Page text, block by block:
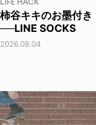
LIFE HACK
柿谷キキのお墨付き
──LINE SOCKS
2026.08.04